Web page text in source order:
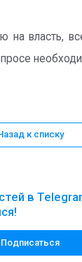
на власть,
к списку
в
Подписаться